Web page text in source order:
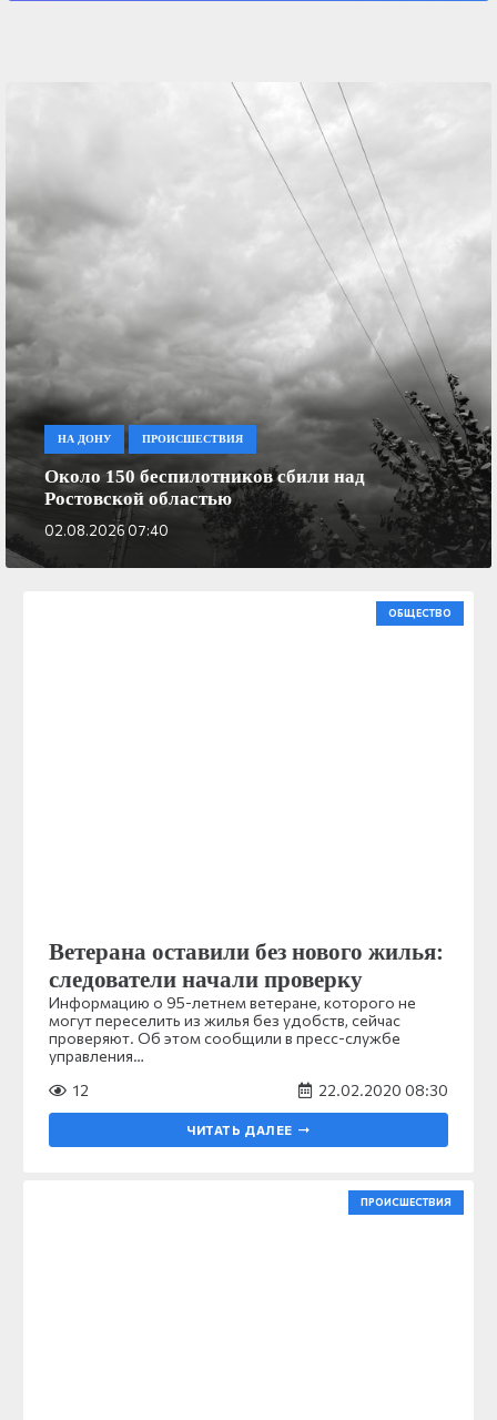
ПРОИСШЕСТВИЯ
Количество погибших в Архипо-Осиповке
выросло до 6 человек, среди них трое детей
03.08.2026 15:17
ОБЩЕСТВО
Ветерана оставили без нового жилья:
следователи начали проверку
Информацию о 95-летнем ветеране, которого не
могут переселить из жилья без удобств, сейчас
проверяют. Об этом сообщили в пресс-службе
управления…
12
22.02.2020 08:30
ЧИТАТЬ ДАЛЕЕ
ПРОИСШЕСТВИЯ